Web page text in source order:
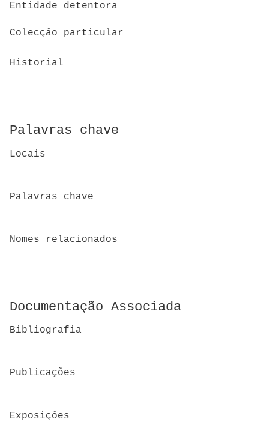
Entidade detentora
Colecção particular
Historial
Palavras chave
Locais
Palavras chave
Nomes relacionados
Documentação Associada
Bibliografia
Publicações
Exposições